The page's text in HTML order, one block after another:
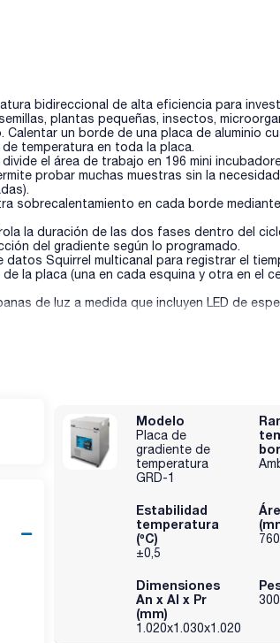
bidireccional de alta eficiencia para
plantas pequeñas, insectos,
Calentar un borde de una placa de aluminio
temperatura en toda la placa.
el área de trabajo en 196 mini
probar muchas muestras sin la
sobrecalentamiento en cada borde
la duración de las dos fases dentro del
del gradiente según lo programado.
Squirrel multicanal para registrar el
la placa (una en cada esquina y otra en el
de luz a medida que incluyen LED de
Modelo
Placa de
gradiente de
temperatura
GRD-1
Estabilidad
temperatura
(ºC)
±0,5
Dimensiones
An x Al x Pr
(mm)
1.020x1.030x1.020
300